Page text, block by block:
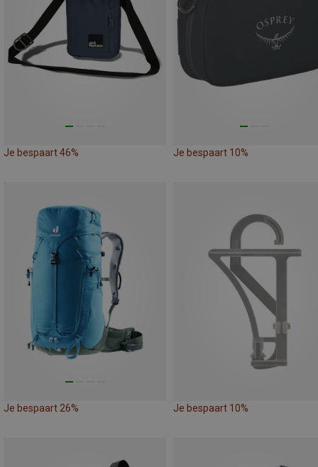
Je bespaart 46% Je bespaart 10%
Je bespaart 26% Je bespaart 10%